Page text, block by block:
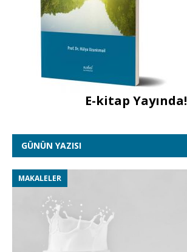
E-kitap Yayında!
GÜNÜN YAZISI
MAKALELER